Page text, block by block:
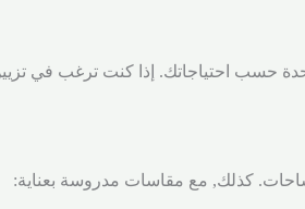
حسب احتياجاتك. إذا كنت ترغب في
كذلك, مع مقاسات مدروسة بعناية: